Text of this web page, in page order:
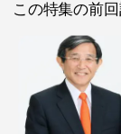
この特集の前